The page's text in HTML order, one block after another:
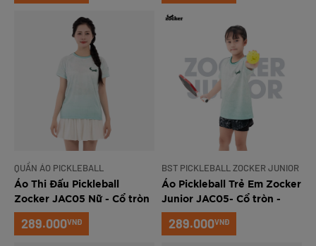
QUẦN ÁO PICKLEBALL
Áo Thi Đấu Pickleball
Zocker JAC05 Nữ - Cổ tròn
- Xanh ngọc
289.000VNĐ
BST PICKLEBALL ZOCKER JUNIOR
Áo Pickleball Trẻ Em Zocker
Junior JAC05- Cổ tròn -
Xanh ngọc
289.000VNĐ